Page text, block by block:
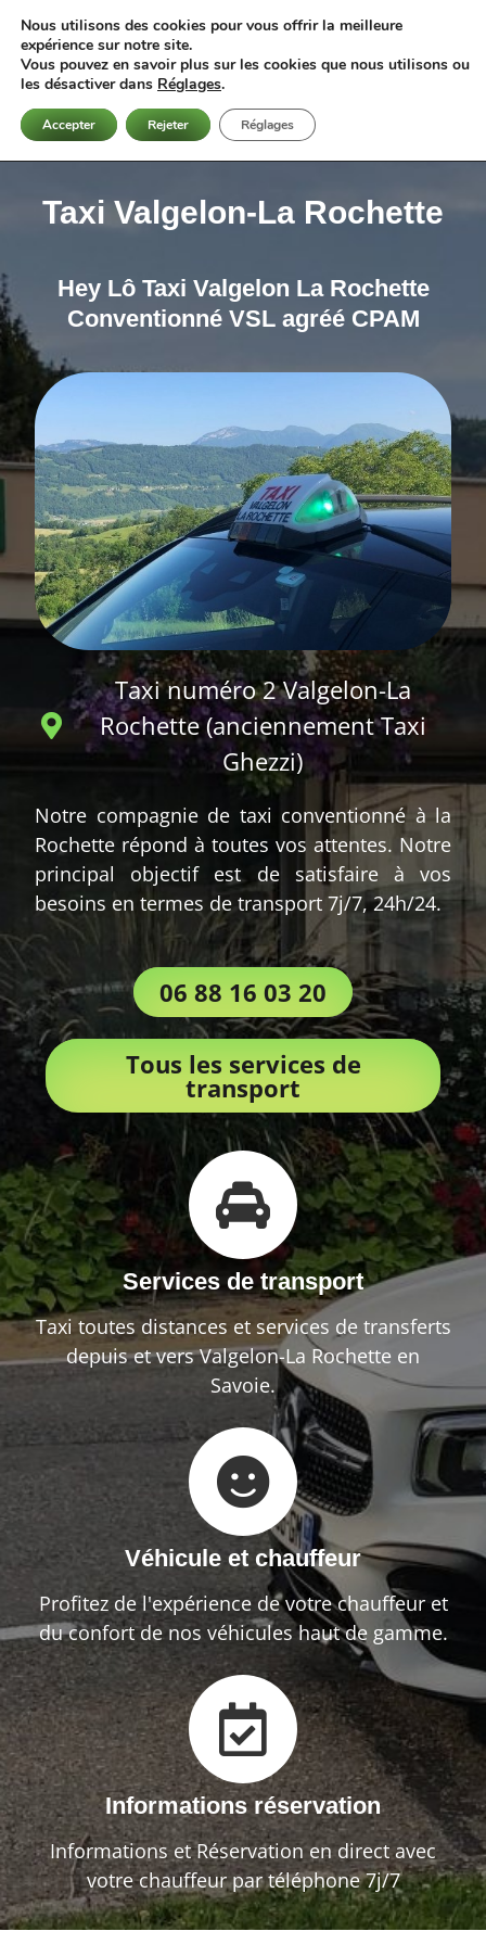
06 88 16 03 20
Taxi Valgelon-La Rochette
Hey Lô Taxi Valgelon La Rochette
Conventionné VSL agréé CPAM
Taxi numéro 2 Valgelon-La
Rochette (anciennement Taxi
Ghezzi)
Notre compagnie de taxi conventionné à la
Rochette répond à toutes vos attentes. Notre
principal objectif est de satisfaire à vos
besoins en termes de transport 7j/7, 24h/24.
06 88 16 03 20
Tous les services de
transport
Services de transport
Taxi toutes distances et services de transferts
depuis et vers Valgelon-La Rochette en
Savoie.
Véhicule et chauffeur
Profitez de l'expérience de votre chauffeur et
du confort de nos véhicules haut de gamme.
Informations réservation
Informations et Réservation en direct avec
votre chauffeur par téléphone 7j/7
Nous utilisons des cookies pour vous offrir la meilleure
expérience sur notre site.
Vous pouvez en savoir plus sur les cookies que nous utilisons ou
les désactiver dans Réglages.
Accepter Rejeter Réglages